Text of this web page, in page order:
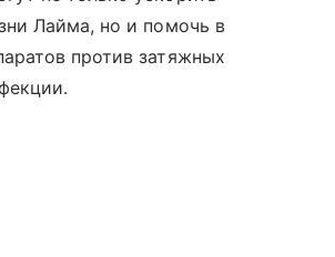
Лайма, но и помочь в
против затяжных